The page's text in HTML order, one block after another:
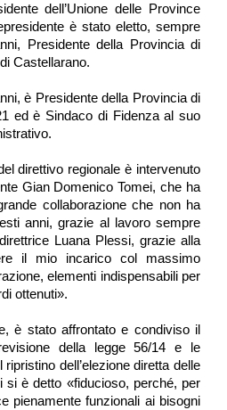
dell’Unione delle Province
è stato eletto, sempre
Presidente della Provincia di
Castellarano.
è Presidente della Provincia di
ed è Sindaco di Fidenza al suo
direttivo regionale è intervenuto
Gian Domenico Tomei, che ha
collaborazione che non ha
anni, grazie al lavoro sempre
Luana Plessi, grazie alla
il mio incarico col massimo
elementi indispensabili per
ottenuti».
è stato affrontato e condiviso il
della legge 56/14 e le
dell’elezione diretta delle
si è detto «fiducioso, perché, per
pienamente funzionali ai bisogni